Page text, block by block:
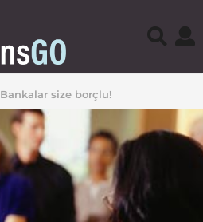
Bankalar size borçlu!